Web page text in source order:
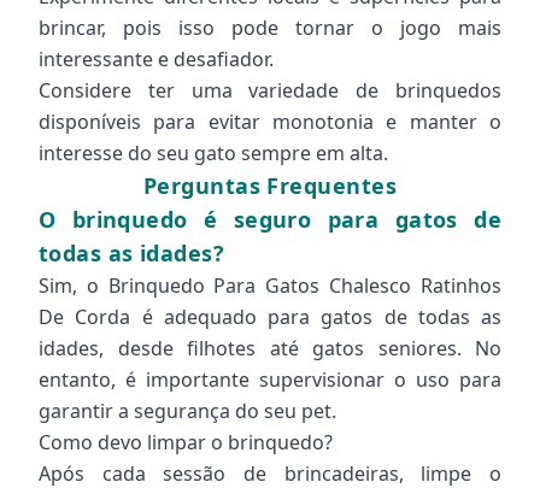
brincar, pois isso pode tornar o jogo mais
interessante e desafiador.
Considere ter uma variedade de brinquedos
disponíveis para evitar monotonia e manter o
interesse do seu gato sempre em alta.
Perguntas Frequentes
O brinquedo é seguro para gatos de
todas as idades?
Sim, o Brinquedo Para Gatos Chalesco Ratinhos
De Corda é adequado para gatos de todas as
idades, desde filhotes até gatos seniores. No
entanto, é importante supervisionar o uso para
garantir a segurança do seu pet.
Como devo limpar o brinquedo?
Após cada sessão de brincadeiras, limpe o